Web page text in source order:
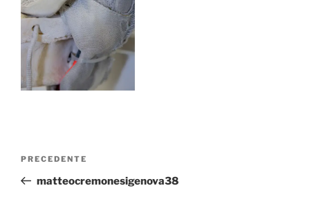
PRECEDENTE
matteocremonesigenova38